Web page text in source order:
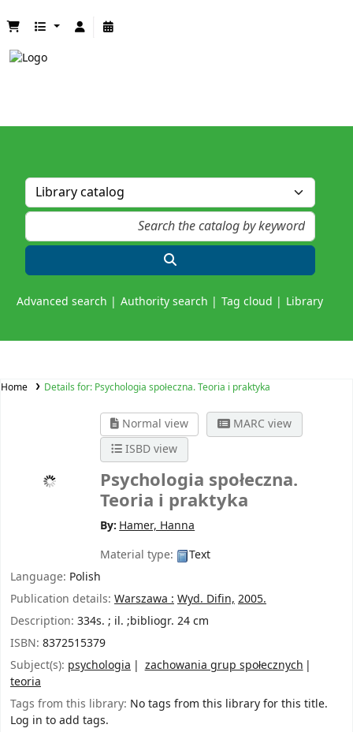
Advanced search Authority search Tag cloud Library
Home Details for: Psychologia społeczna. Teoria i praktyka
Normal view
MARC view
ISBD view
Psychologia społeczna.
Teoria i praktyka
By: Hamer, Hanna
Material type:
Text
Language: Polish
Publication details: Warszawa :Wyd. Difin,2005.
Description: 334s. ; il. ;bibliogr. 24 cm
ISBN: 8372515379
Subject(s): psychologia
zachowania grup społecznych
teoria
Tags from this library: No tags from this library for this title.
Log in to add tags.